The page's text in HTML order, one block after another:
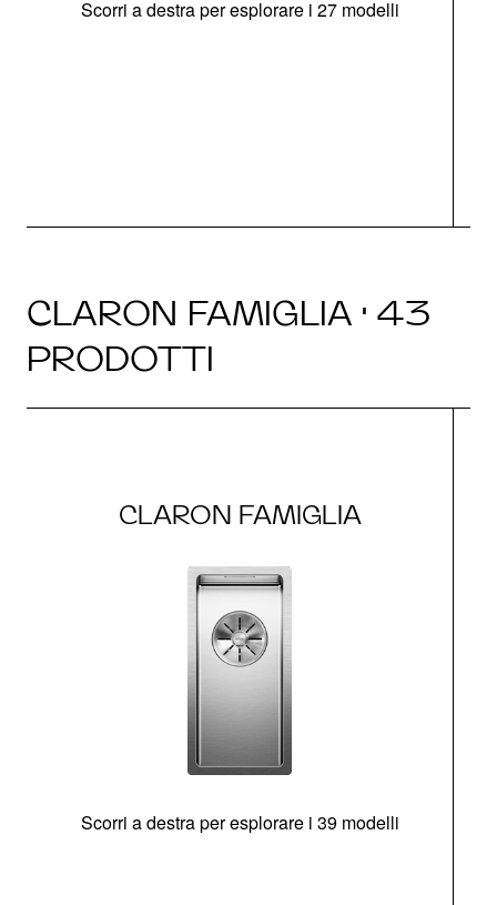
Scorri a destra per esplorare i 27 modelli
CLARON FAMIGLIA · 43
PRODOTTI
CLARON FAMIGLIA
Scorri a destra per esplorare i 39 modelli